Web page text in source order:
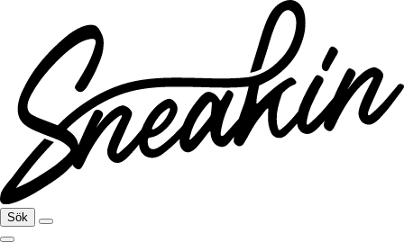
Sök